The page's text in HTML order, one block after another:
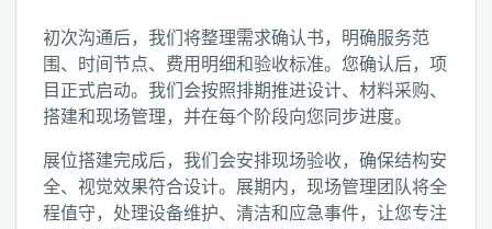
初次沟通后，我们将整理需求确认书，明确服务范
围、时间节点、费用明细和验收标准。您确认后，项
目正式启动。我们会按照排期推进设计、材料采购、
搭建和现场管理，并在每个阶段向您同步进度。
展位搭建完成后，我们会安排现场验收，确保结构安
全、视觉效果符合设计。展期内，现场管理团队将全
程值守，处理设备维护、清洁和应急事件，让您专注